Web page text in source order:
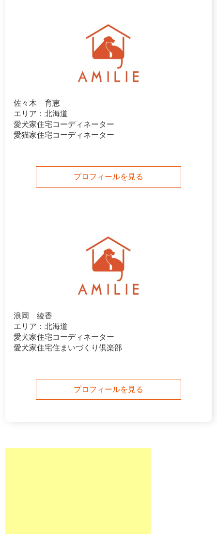
佐々木 育恵
エリア：北海道
愛犬家住宅コーディネーター
愛猫家住宅コーディネーター
プロフィールを見る
浪岡 綾香
エリア：北海道
愛犬家住宅コーディネーター
愛犬家住宅住まいづくり倶楽部
プロフィールを見る